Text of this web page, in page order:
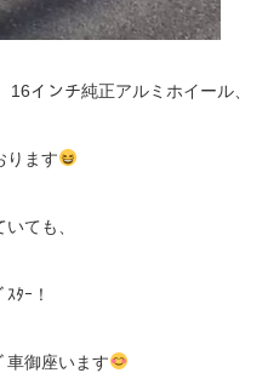
16インチ純正アルミホイール、
ります
ても、
ﾀｰ！
車御座います